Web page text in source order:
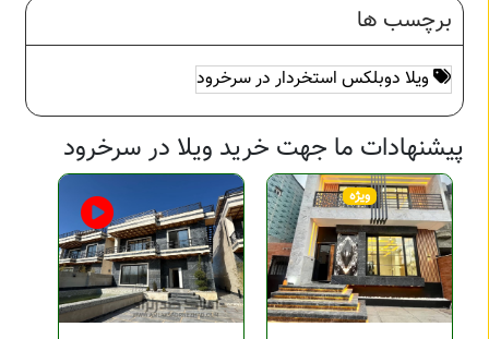
برچسب ها
ویلا دوبلکس استخردار در سرخرود
پیشنهادات ما جهت خرید ویلا در سرخرود
ویژه